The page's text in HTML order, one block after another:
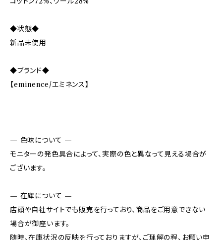
◆状態◆
新品未使用
◆ブランド◆
【eminence/エミネンス】
— 色味について —
モニターの発色具合によって、実際の色と異なって見える場合が
ございます。
— 在庫について —
店頭や自社サイトでも販売を行っており、商品をご用意できない
場合が御座います。
随時、在庫状況の反映を行っておりますが、ご理解の程、お願い申